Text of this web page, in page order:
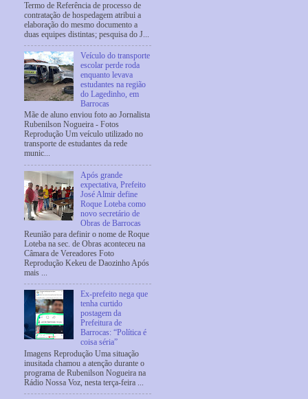
Termo de Referência de processo de
contratação de hospedagem atribui a
elaboração do mesmo documento a
duas equipes distintas; pesquisa do J...
Veículo do transporte
escolar perde roda
enquanto levava
estudantes na região
do Lagedinho, em
Barrocas
Mãe de aluno enviou foto ao Jornalista
Rubenilson Nogueira - Fotos
Reprodução Um veículo utilizado no
transporte de estudantes da rede
munic...
Após grande
expectativa, Prefeito
José Almir define
Roque Loteba como
novo secretário de
Obras de Barrocas
Reunião para definir o nome de Roque
Loteba na sec. de Obras aconteceu na
Câmara de Vereadores Foto
Reprodução Kekeu de Daozinho Após
mais ...
Ex-prefeito nega que
tenha curtido
postagem da
Prefeitura de
Barrocas: “Política é
coisa séria”
Imagens Reprodução Uma situação
inusitada chamou a atenção durante o
programa de Rubenilson Nogueira na
Rádio Nossa Voz, nesta terça-feira ...